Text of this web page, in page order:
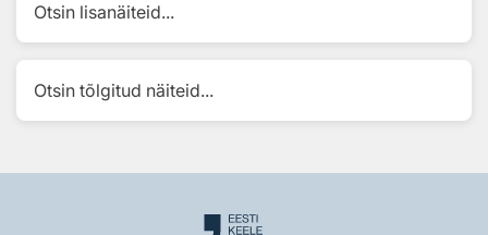
Otsin lisanäiteid...
Otsin tõlgitud näiteid...